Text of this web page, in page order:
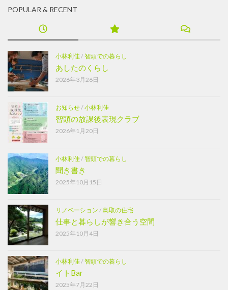
POPULAR & RECENT
小林利佳/智頭での暮らし
あしたのくらし
2026年3月26日
お知らせ/小林利佳
智頭の放課後表現クラブ
2026年1月20日
小林利佳/智頭での暮らし
聞き書き
2025年10月15日
リノベーション /鳥取の住宅
仕事と暮らしが響き合う空間
2025年10月4日
小林利佳/智頭での暮らし
イトBar
2025年7月22日